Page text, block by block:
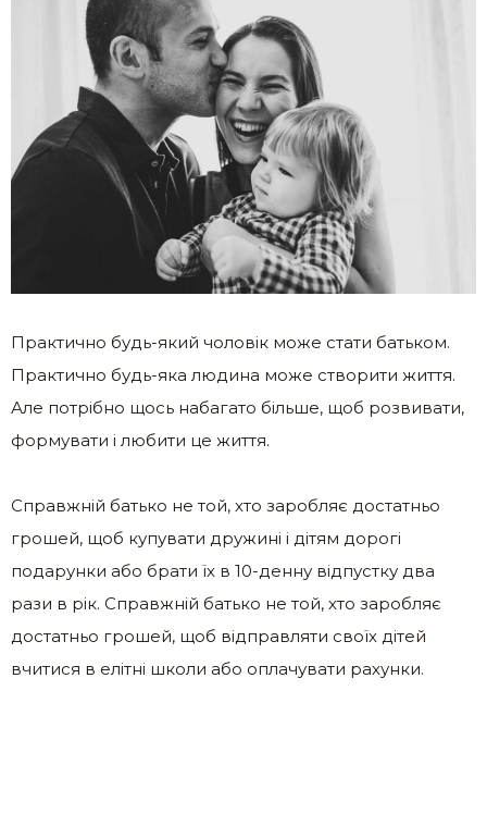
Практично будь-який чоловік може стати батьком.
Практично будь-яка людина може створити життя.
Але потрібно щось набагато більше, щоб розвивати,
формувати і любити це життя.
Справжній батько не той, хто заробляє достатньо
грошей, щоб купувати дружині і дітям дорогі
подарунки або брати їх в 10-денну відпустку два
рази в рік. Справжній батько не той, хто заробляє
достатньо грошей, щоб відправляти своїх дітей
вчитися в елітні школи або оплачувати рахунки.